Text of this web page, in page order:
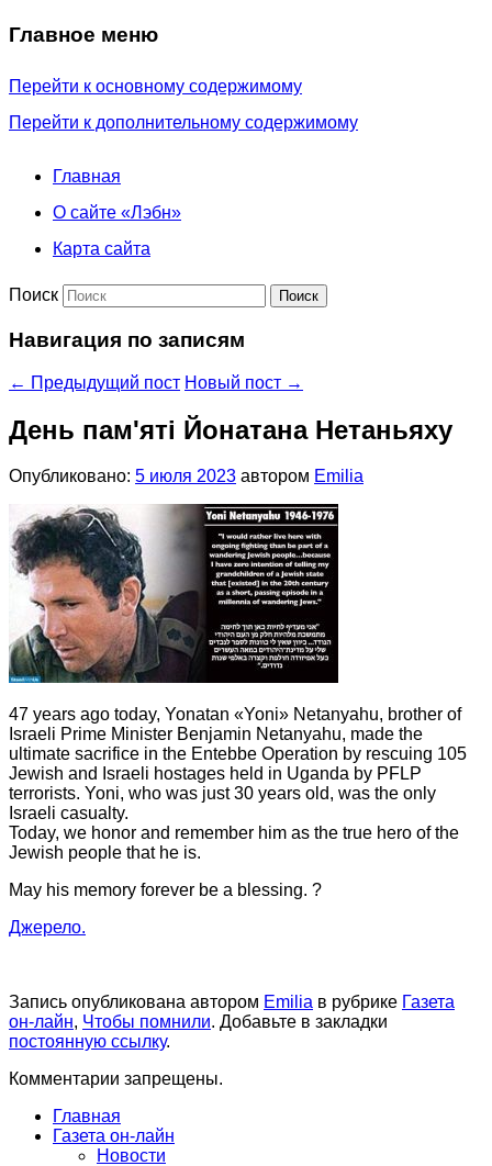
Главное меню
Перейти к основному содержимому
Перейти к дополнительному содержимому
Главная
О сайте «Лэбн»
Карта сайта
Поиск
Навигация по записям
← Предыдущий пост Новый пост →
День пам'яті Йонатана Нетаньяху
Опубликовано: 5 июля 2023 автором Emilia
47 years ago today, Yonatan «Yoni» Netanyahu, brother of
Israeli Prime Minister Benjamin Netanyahu, made the
ultimate sacrifice in the Entebbe Operation by rescuing 105
Jewish and Israeli hostages held in Uganda by PFLP
terrorists. Yoni, who was just 30 years old, was the only
Israeli casualty.
Today, we honor and remember him as the true hero of the
Jewish people that he is.
May his memory forever be a blessing. ?️
Джерело.
Запись опубликована автором Emilia в рубрике Газета
он-лайн, Чтобы помнили. Добавьте в закладки
постоянную ссылку.
Комментарии запрещены.
Главная
Газета он-лайн
Новости